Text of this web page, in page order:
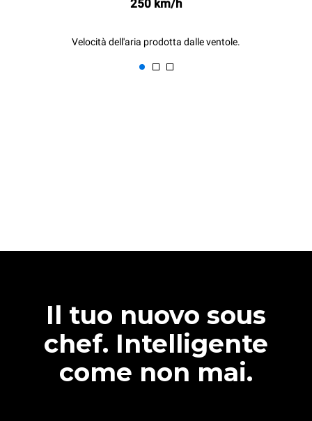
250 km/h
Velocità dell'aria prodotta dalle ventole.
Il tuo nuovo sous
chef. Intelligente
come non mai.